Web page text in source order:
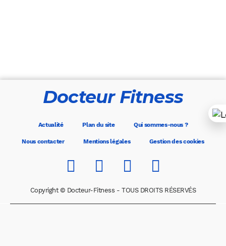
Docteur Fitness
Actualité Plan du site Qui sommes-nous ?
Nous contacter Mentions légales Gestion des cookies
Copyright © Docteur-Fitness - TOUS DROITS RÉSERVÉS